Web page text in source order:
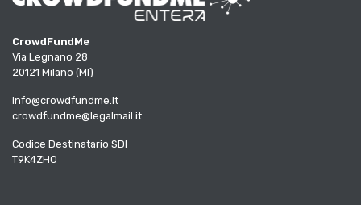
CrowdFundMe
Via Legnano 28
20121 Milano (MI)
info@crowdfundme.it
crowdfundme@legalmail.it
Codice Destinatario SDI
T9K4ZHO